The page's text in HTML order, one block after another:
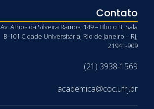
Contato
Av. Athos da Silveira Ramos, 149 – Bloco B, Sala
B-101 Cidade Universitária, Rio de Janeiro – RJ,
21941-909
(21) 3938-1569
academica@coc.ufrj.br